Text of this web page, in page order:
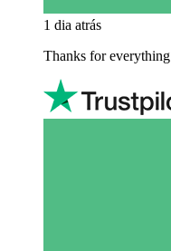
1 dia atrás
Thanks for everything